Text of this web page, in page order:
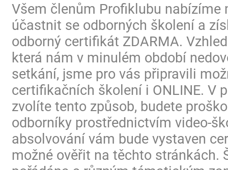
Všem členům Profiklubu nabízíme
účastnit se odborných školení a
odborný certifikát ZDARMA.
která nám v minulém období
setkání, jsme pro vás připravili
certifikačních školení i ONLINE. V
zvolíte tento způsob, budete
odborníky prostřednictvím video-
absolvování vám bude vystaven
možné ověřit na těchto stránkách.